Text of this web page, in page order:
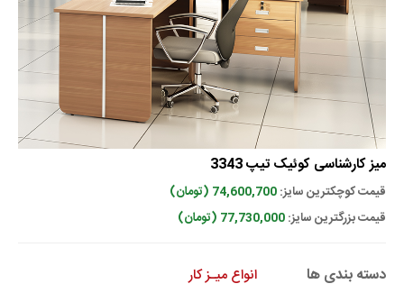
میز کارشناسی کوئیک تیپ 3343
قیمت کوچکترین سایز:74,600,700 (تومان)
قیمت بزرگترین سایز:77,730,000 (تومان)
دسته بندی ها انواع میـز کار